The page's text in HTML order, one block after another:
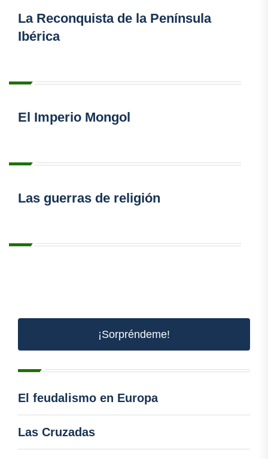
La Reconquista de la Península
Ibérica
El Imperio Mongol
Las guerras de religión
¡Sorpréndeme!
El feudalismo en Europa
Las Cruzadas